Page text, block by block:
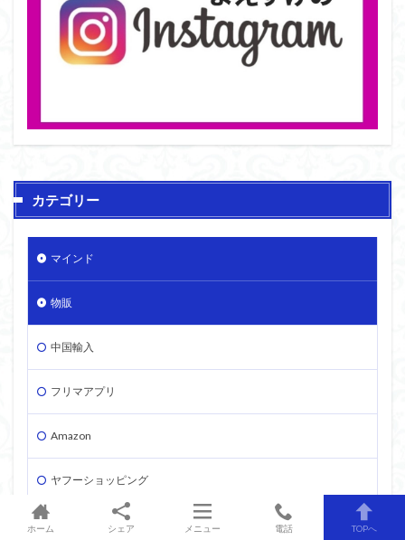
カテゴリー
マインド
物販
中国輸入
フリマアプリ
Amazon
ヤフーショッピング
ホーム シェア メニュー 電話 TOPへ